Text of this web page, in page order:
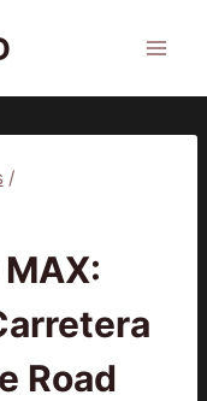
/
Road